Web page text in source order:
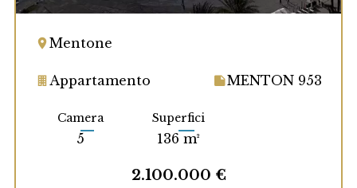
Mentone
Appartamento MENTON 953
Camera
5
Superfici
136 m²
2.100.000 €